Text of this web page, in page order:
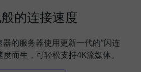
的连接速度
的服务器使用更新一代的”闪连
而生，可轻松支持4K流媒体。